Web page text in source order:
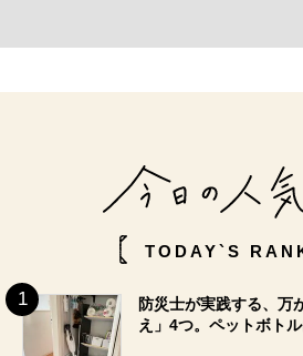
TODAY`S
防災士が実践する、万
え」4つ。ペットボト